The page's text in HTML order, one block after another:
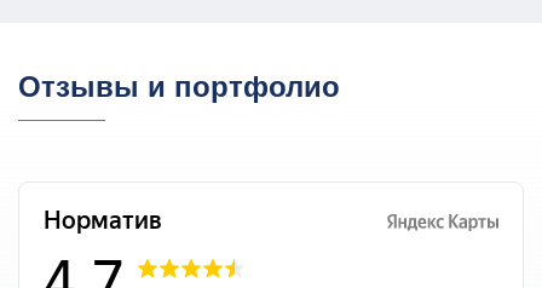
Отзывы и портфолио